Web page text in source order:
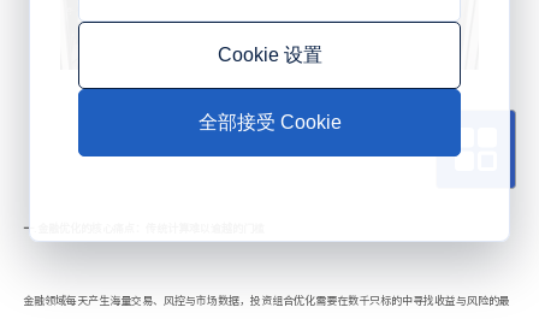
一.金融优化的核心痛点：传统计算难以逾越的门槛
金融领域每天产生海量交易、风控与市场数据，投资组合优化需要在数千只标的中寻找收益与风险的最
Cookie 设置
全部接受 Cookie